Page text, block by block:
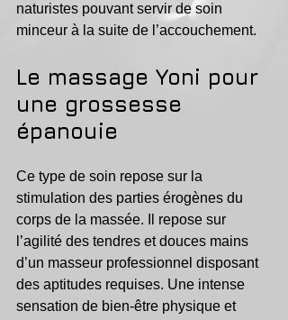
naturistes pouvant servir de soin
minceur à la suite de l’accouchement.
Le massage Yoni pour
une grossesse
épanouie
Ce type de soin repose sur la
stimulation des parties érogènes du
corps de la massée. Il repose sur
l’agilité des tendres et douces mains
d’un masseur professionnel disposant
des aptitudes requises. Une intense
sensation de bien-être physique et